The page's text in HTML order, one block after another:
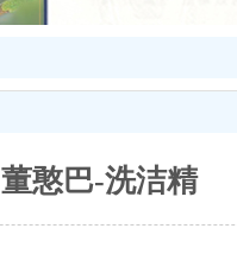
董憨巴-洗洁精